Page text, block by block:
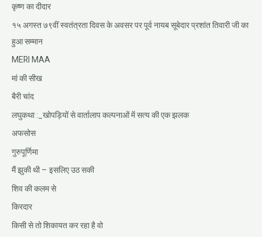
कृष्ण का दीदार
१५ अगस्त ७९वीं स्वतंत्रता दिवस के अवसर पर पूर्व नायब सूबेदार प्रशांत तिवारी जी का
हुआ सम्मान
MERI MAA
मां की सीख
बैरी चांद
लघुकथा :_खोपड़ियों से वार्तालाप कल्पनाओं में सत्य की एक झलक
अफसोस
गुरुपूर्णिमा
मैं झुकी थी – इसलिए उठ सकी
शिव की कलम से
किरदार
किसी से तो शिकायत कर रहा है वो